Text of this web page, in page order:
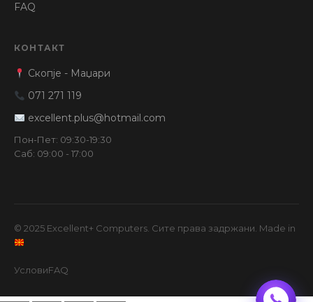
FAQ
КОНТАКТ
Скопје - Маџари
071 271 119
excellent.plus@hotmail.com
Пон-Пет: 09:30-19:30
Саб: 09:00 - 17:00
© 2025 Excellent+ Computers. Сите права задржани. Made in
УсловиFAQ